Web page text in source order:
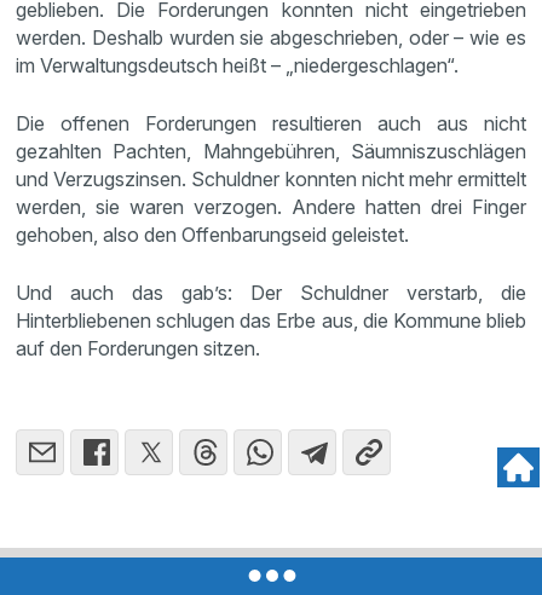
geblieben. Die Forderungen konnten nicht eingetrieben
werden. Deshalb wurden sie abgeschrieben, oder – wie es
im Verwaltungsdeutsch heißt – „niedergeschlagen“.
Die offenen Forderungen resultieren auch aus nicht
gezahlten Pachten, Mahngebühren, Säumniszuschlägen
und Verzugszinsen. Schuldner konnten nicht mehr ermittelt
werden, sie waren verzogen. Andere hatten drei Finger
gehoben, also den Offenbarungseid geleistet.
Und auch das gab’s: Der Schuldner verstarb, die
Hinterbliebenen schlugen das Erbe aus, die Kommune blieb
auf den Forderungen sitzen.